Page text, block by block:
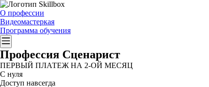
О профессии
Видеомастеркая
Программа обучения
Профессия Сценарист
ПЕРВЫЙ ПЛАТЕЖ НА 2-ОЙ МЕСЯЦ
С нуля
Доступ навсегда